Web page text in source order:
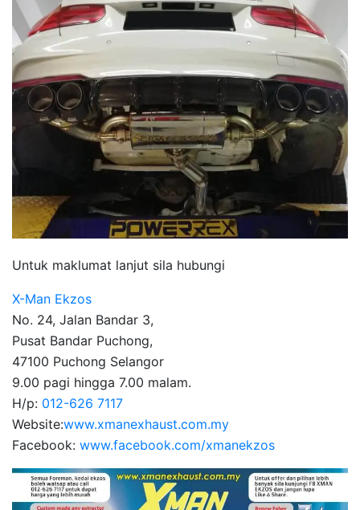
Untuk maklumat lanjut sila hubungi
X-Man Ekzos
No. 24, Jalan Bandar 3,
Pusat Bandar Puchong,
47100 Puchong Selangor
9.00 pagi hingga 7.00 malam.
H/p: 012-626 7117
Website:www.xmanexhaust.com.my
Facebook: www.facebook.com/xmanekzos